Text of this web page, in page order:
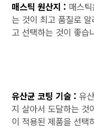
매스틱 원산지 : 매스
는 것이 최고 품질로
고 선택하는 것이 좋습
유산균 코팅 기술 : 유
지 살아서 도달하는 것
이 적용된 제품을 선택